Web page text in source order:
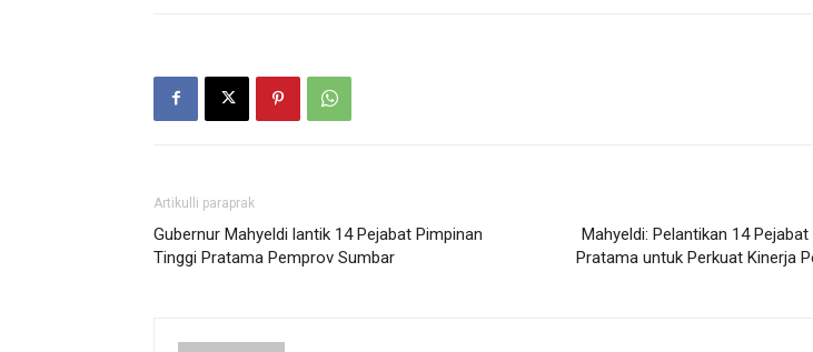
Artikulli paraprak
Gubernur Mahyeldi lantik 14 Pejabat Pimpinan
Tinggi Pratama Pemprov Sumbar
Mahyeldi: Pelantikan 14
Pratama untuk Perkuat Kinerja